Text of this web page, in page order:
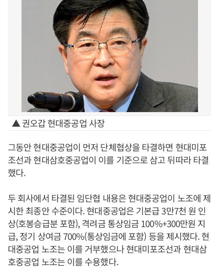
▲ 권오갑 현대중공업 사장
그동안 현대중공업이 먼저 단체협상을 타결하면 현대미포
조선과 현대삼호중공업이 이를 기준으로 삼고 뒤따라 타결
했다.
두 회사에서 타결된 임단협 내용은 현대중공업이 노조에 제
시한 최종안 수준이다. 현대중공업은 기본급 3만7천 원 인
상(호봉승급분 포함), 격려금 통상임금 100%+300만원 지
급, 정기 상여금 700%(통상임금에 포함) 등을 제시했다. 현
대중공업 노조는 이를 거부했으나 현대미포조선과 현대삼
호중공업 노조는 이를 수용했다.